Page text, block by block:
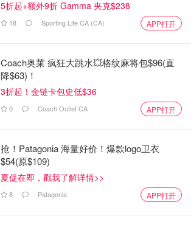
5折起+额外9折 Gamma 夹克$238
18 Sporting Life CA (CA) APP打开
Coach奥莱 疯狂大跳水💥格纹麻将包$96(直
降$63)！
3折起！金链卡包史低$36
0 Coach Outlet CA APP打开
抢！Patagonia 海量好价！爆款logo卫衣
$54(原$109)
夏促在即，戳我了解详情>>
8 Patagonia APP打开